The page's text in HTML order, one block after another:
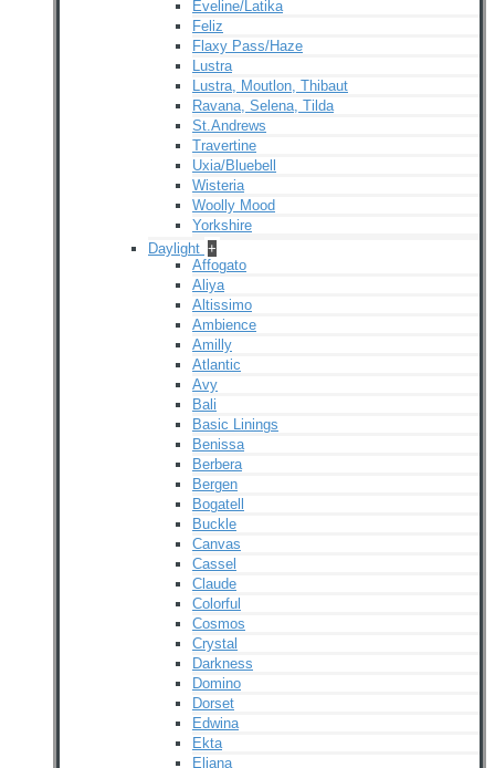
Eveline/Latika
Feliz
Flaxy Pass/Haze
Lustra
Lustra, Moutlon, Thibaut
Ravana, Selena, Tilda
St.Andrews
Travertine
Uxia/Bluebell
Wisteria
Woolly Mood
Yorkshire
Daylight +
Affogato
Aliya
Altissimo
Ambience
Amilly
Atlantic
Avy
Bali
Basic Linings
Benissa
Berbera
Bergen
Bogatell
Buckle
Canvas
Cassel
Claude
Colorful
Cosmos
Crystal
Darkness
Domino
Dorset
Edwina
Ekta
Eliana